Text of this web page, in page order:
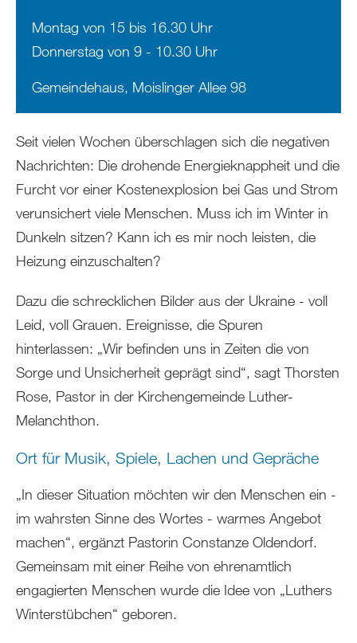
Montag von 15 bis 16.30 Uhr
Donnerstag von 9 - 10.30 Uhr
Gemeindehaus, Moislinger Allee 98
Seit vielen Wochen überschlagen sich die negativen
Nachrichten: Die drohende Energieknappheit und die
Furcht vor einer Kostenexplosion bei Gas und Strom
verunsichert viele Menschen. Muss ich im Winter in
Dunkeln sitzen? Kann ich es mir noch leisten, die
Heizung einzuschalten?
Dazu die schrecklichen Bilder aus der Ukraine - voll
Leid, voll Grauen. Ereignisse, die Spuren
hinterlassen: „Wir befinden uns in Zeiten die von
Sorge und Unsicherheit geprägt sind“, sagt Thorsten
Rose, Pastor in der Kirchengemeinde Luther-
Melanchthon.
Ort für Musik, Spiele, Lachen und Gepräche
„In dieser Situation möchten wir den Menschen ein -
im wahrsten Sinne des Wortes - warmes Angebot
machen“, ergänzt Pastorin Constanze Oldendorf.
Gemeinsam mit einer Reihe von ehrenamtlich
engagierten Menschen wurde die Idee von „Luthers
Winterstübchen“ geboren.